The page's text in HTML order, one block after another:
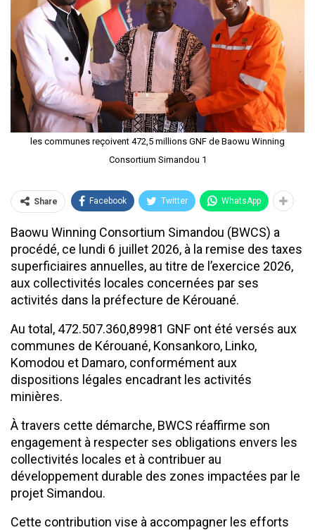
les communes reçoivent 472,5 millions GNF de Baowu Winning
Consortium Simandou 1
Share Facebook Twitter WhatsApp
Baowu Winning Consortium Simandou (BWCS) a
procédé, ce lundi 6 juillet 2026, à la remise des taxes
superficiaires annuelles, au titre de l’exercice 2026,
aux collectivités locales concernées par ses
activités dans la préfecture de Kérouané.
Au total, 472.507.360,89981 GNF ont été versés aux
communes de Kérouané, Konsankoro, Linko,
Komodou et Damaro, conformément aux
dispositions légales encadrant les activités
minières.
À travers cette démarche, BWCS réaffirme son
engagement à respecter ses obligations envers les
collectivités locales et à contribuer au
développement durable des zones impactées par le
projet Simandou.
Cette contribution vise à accompagner les efforts